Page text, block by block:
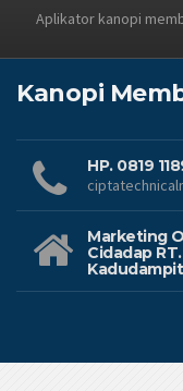
Aplikator kanopi
Kanopi
HP. 0819
Marketing
Cidadap